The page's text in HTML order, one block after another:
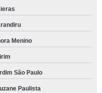
Menino
São Paulo
Paulista